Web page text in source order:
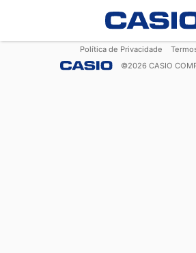
Política de Privacidade
©2026 CASIO